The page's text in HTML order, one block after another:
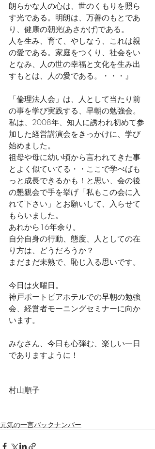
朗らかな人の心は、世のくもりを照ら
す光である。明朗は、万善のもとであ
り、健康の朝光(あさかげ)である。
人を生み、育て、やしなう、これは親
の愛である。家庭をつくり、社会をい
となみ、人の世の幸福と文化を生み出
すもとは、人の愛である。・・・』
「倫理法人会」は、人として当たり前
の事を学び実践する、早朝の勉強会。
私は、2008年、知人に誘われ初めて参
加した経営講演会をきっかけに、学び
始めました。
祖母や母に幼い頃から言われてきた事
とよく似ていてる・・ここで学べばも
っと成長できるかも！と思い、会の後
の懇親会で手を挙げ「私もこの会に入
れて下さい」とお願いして、入らせて
もらいました。
あれから16年余り。
自分自身の行動、態度、人としての在
り方は、どうだろうか？
まだまだ未熟で、恥じ入る思いです。
今日は火曜日。
神戸ポートピアホテルでの早朝の勉強
会、経営者モーニングセミナーに向か
います。
みなさん、今日も心弾む、楽しい一日
でありますように！
村山順子
元気の一言バックナンバー